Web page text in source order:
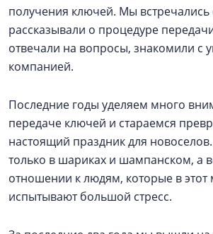
получения ключей. Мы
рассказывали о процедуре
отвечали на вопросы, знакомили с
компанией.
Последние годы уделяем много
передаче ключей и стараемся
настоящий праздник для
только в шариках и шампанском, а
отношении к людям, которые в этот
испытывают большой стресс.